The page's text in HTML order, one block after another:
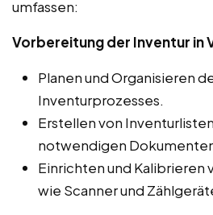
umfassen:
Vorbereitung der Inventur in
Planen und Organisieren
Inventurprozesses.
Erstellen von
notwendigen
Einrichten und Kalibrieren
wie Scanner und